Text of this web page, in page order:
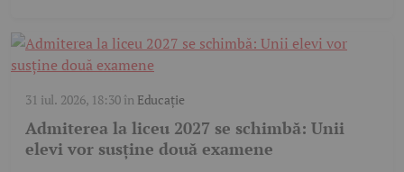
31 iul. 2026, 18:30în Educație
Admiterea la liceu 2027 se schimbă: Unii
elevi vor susține două examene